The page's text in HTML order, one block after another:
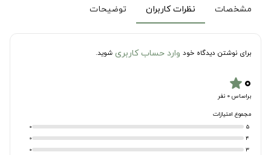
مشخصات نظرات کاربران توضیحات
برای نوشتن دیدگاه خود وارد حساب کاربری شوید.
۰star
براساس 0 نفر
مجموع امتیازات
5
0
4
0
3
0